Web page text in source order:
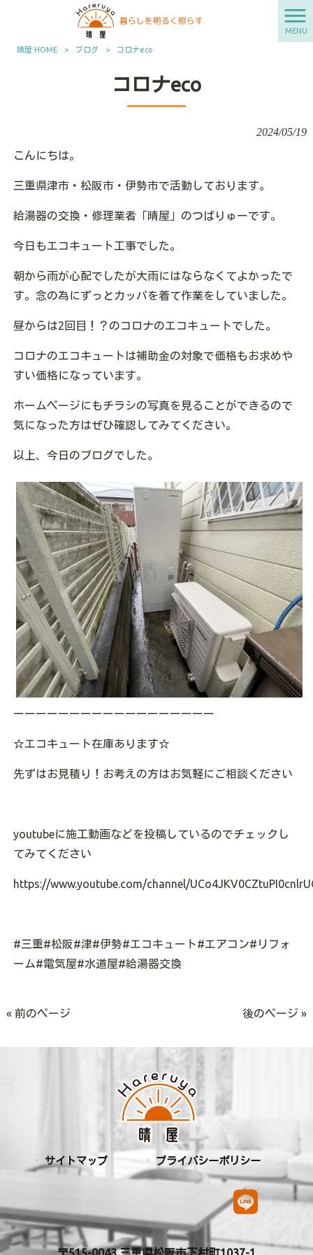
MENU
晴屋 HOME > ブログ > コロナeco
コロナeco
2024/05/19
こんにちは。
三重県津市・松阪市・伊勢市で活動しております。
給湯器の交換・修理業者「晴屋」のつばりゅーです。
今日もエコキュート工事でした。
朝から雨が心配でしたが大雨にはならなくてよかったで
す。念の為にずっとカッパを着て作業をしていました。
昼からは2回目！？のコロナのエコキュートでした。
コロナのエコキュートは補助金の対象で価格もお求めや
すい価格になっています。
ホームページにもチラシの写真を見ることができるので
気になった方はぜひ確認してみてください。
以上、今日のブログでした。
ーーーーーーーーーーーーーーーーーー
☆エコキュート在庫あります☆
先ずはお見積り！お考えの方はお気軽にご相談ください
youtubeに施工動画などを投稿しているのでチェックし
てみてください
https://www.youtube.com/channel/
#三重#松阪#津#伊勢#エコキュート#エアコン#リフォ
ーム#電気屋#水道屋#給湯器交換
« 前のページ 後のページ »
サイトマップ プライバシーポリシー